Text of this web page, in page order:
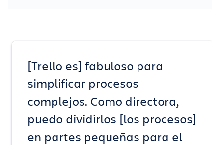
[Trello es] fabuloso para
simplificar procesos
complejos. Como directora,
puedo dividirlos [los procesos]
en partes pequeñas para el